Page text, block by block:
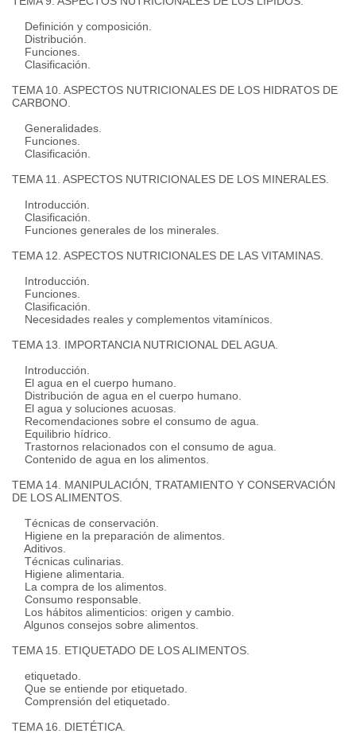
Definición y composición.
Distribución.
Funciones.
Clasificación.
TEMA 10. ASPECTOS NUTRICIONALES DE LOS HIDRATOS DE
CARBONO.
Generalidades.
Funciones.
Clasificación.
TEMA 11. ASPECTOS NUTRICIONALES DE LOS MINERALES.
Introducción.
Clasificación.
Funciones generales de los minerales.
TEMA 12. ASPECTOS NUTRICIONALES DE LAS VITAMINAS.
Introducción.
Funciones.
Clasificación.
Necesidades reales y complementos vitamínicos.
TEMA 13. IMPORTANCIA NUTRICIONAL DEL AGUA.
Introducción.
El agua en el cuerpo humano.
Distribución de agua en el cuerpo humano.
El agua y soluciones acuosas.
Recomendaciones sobre el consumo de agua.
Equilibrio hídrico.
Trastornos relacionados con el consumo de agua.
Contenido de agua en los alimentos.
TEMA 14. MANIPULACIÓN, TRATAMIENTO Y CONSERVACIÓN
DE LOS ALIMENTOS.
Técnicas de conservación.
Higiene en la preparación de alimentos.
Aditivos.
Técnicas culinarias.
Higiene alimentaria.
La compra de los alimentos.
Consumo responsable.
Los hábitos alimenticios: origen y cambio.
Algunos consejos sobre alimentos.
TEMA 15. ETIQUETADO DE LOS ALIMENTOS.
etiquetado.
Que se entiende por etiquetado.
Comprensión del etiquetado.
TEMA 16. DIETÉTICA.